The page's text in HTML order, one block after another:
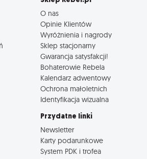
O nas
Opinie Klientów
Wyróżnienia i nagrody
Sklep stacjonarny
Gwarancja satysfakcji!
Bohaterowie Rebela
Kalendarz adwentowy
Ochrona małoletnich
Identyfikacja wizualna
Przydatne linki
Newsletter
Karty podarunkowe
System PDK i trofea